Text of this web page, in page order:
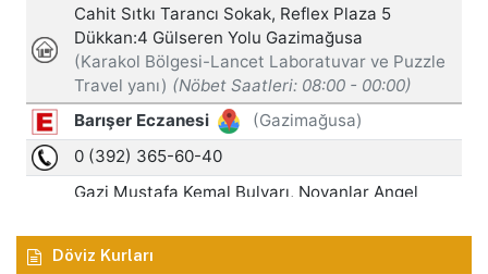
Döviz Kurları